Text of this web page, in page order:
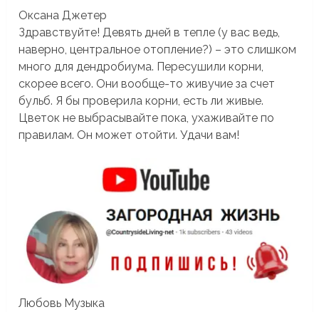
Оксана Джетер
Здравствуйте! Девять дней в тепле (у вас ведь,
наверно, центральное отопление?) – это слишком
много для дендробиума. Пересушили корни,
скорее всего. Они вообще-то живучие за счет
бульб. Я бы проверила корни, есть ли живые.
Цветок не выбрасывайте пока, ухаживайте по
правилам. Он может отойти. Удачи вам!
Любовь Музыка